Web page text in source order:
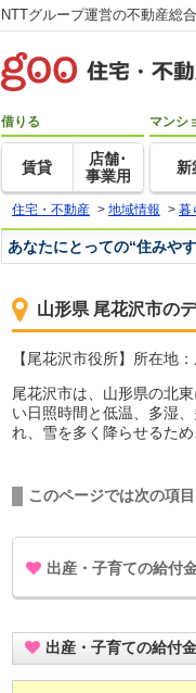
NTTグループ運営の不動産総
借りる
賃貸
店舗･
事業用
マンシ
新
住宅・不動産 > 地域情報 > 暮
あなたにとっての“住みや
山形県 尾花沢市の
【尾花沢市役所】所在
尾花沢市は、山形県の北
い日照時間と低温、多湿
れ、雪を多く降らせるた
このページでは次の項
出産・子育ての給付
出産・子育ての給付